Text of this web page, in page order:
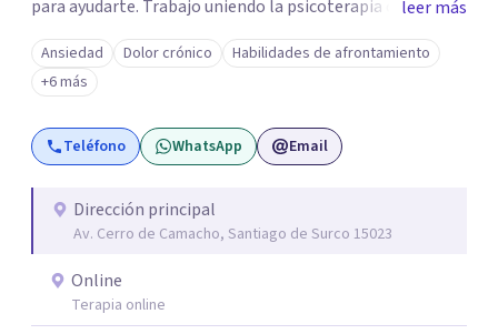
para ayudarte. Trabajo uniendo la psicoterapia con el
conocimiento del sistema inmune, hormonal y nervioso,
para ir más allá del síntoma y descubrir qué hay detrás.
Mis sesiones son un espacio seguro, empático y sin
juicios, donde tu historia tiene un lugar y tu
transformación es posible. Si estás listo para priorizarte
bienestar, será un honor acompañarte. Agenda tu
primera sesión y empecemos juntos este viaje.
leer más
Ansiedad Dolor crónico
Habilidades de afrontamiento
+6 más
Teléfono WhatsApp Email
Dirección principal
Av. Cerro de Camacho, Santiago de Surco 15023
Online
Terapia online